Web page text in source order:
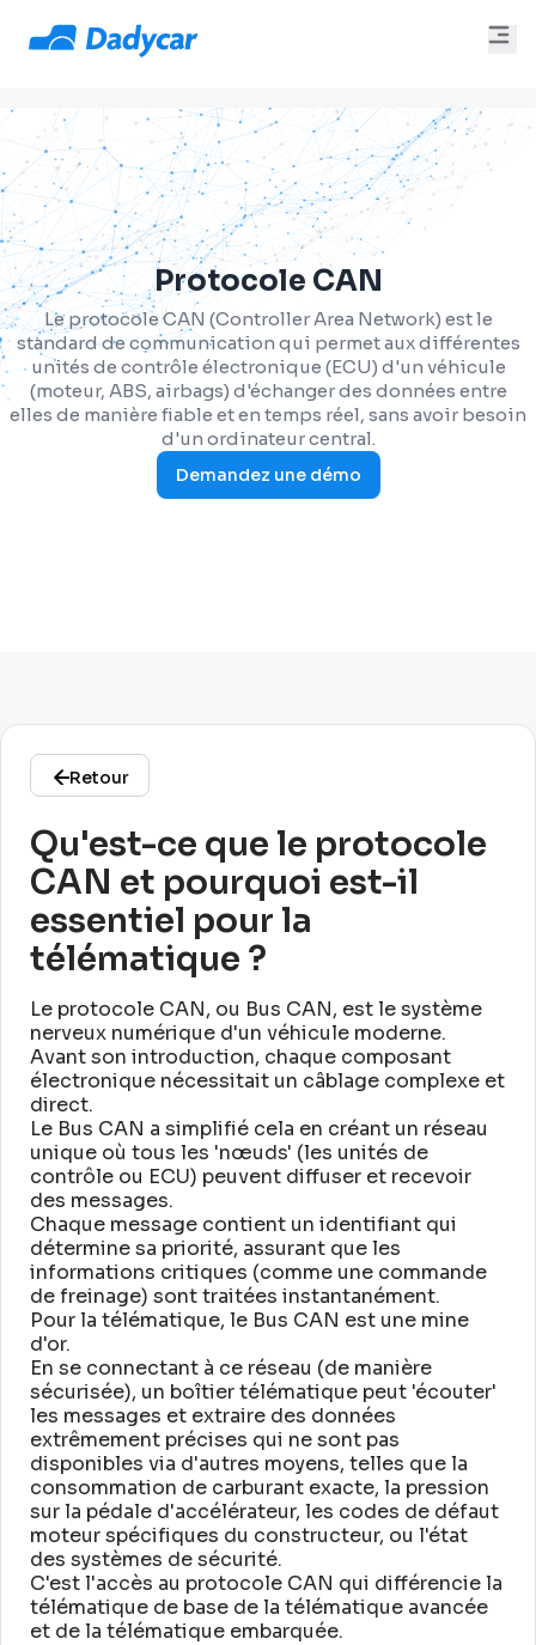
Protocole CAN
Le protocole CAN (Controller Area Network) est le
standard de communication qui permet aux différentes
unités de contrôle électronique (ECU) d'un véhicule
(moteur, ABS, airbags) d'échanger des données entre
elles de manière fiable et en temps réel, sans avoir besoin
d'un ordinateur central.
Demandez une démo
Retour
Qu'est-ce que le protocole
CAN et pourquoi est-il
essentiel pour la
télématique ?
Le protocole CAN, ou Bus CAN, est le système
nerveux numérique d'un véhicule moderne.
Avant son introduction, chaque composant
électronique nécessitait un câblage complexe et
direct.
Le Bus CAN a simplifié cela en créant un réseau
unique où tous les 'nœuds' (les unités de
contrôle ou ECU) peuvent diffuser et recevoir
des messages.
Chaque message contient un identifiant qui
détermine sa priorité, assurant que les
informations critiques (comme une commande
de freinage) sont traitées instantanément.
Pour la télématique, le Bus CAN est une mine
d'or.
En se connectant à ce réseau (de manière
sécurisée), un boîtier télématique peut 'écouter'
les messages et extraire des données
extrêmement précises qui ne sont pas
disponibles via d'autres moyens, telles que la
consommation de carburant exacte, la pression
sur la pédale d'accélérateur, les codes de défaut
moteur spécifiques du constructeur, ou l'état
des systèmes de sécurité.
C'est l'accès au protocole CAN qui différencie la
télématique de base de la télématique avancée
et de la télématique embarquée.